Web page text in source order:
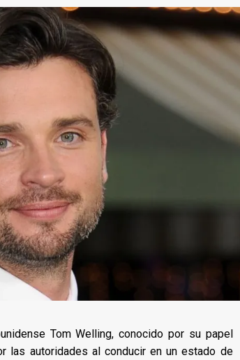
Tom Welling, conocido por su papel
las autoridades al conducir en un estado de